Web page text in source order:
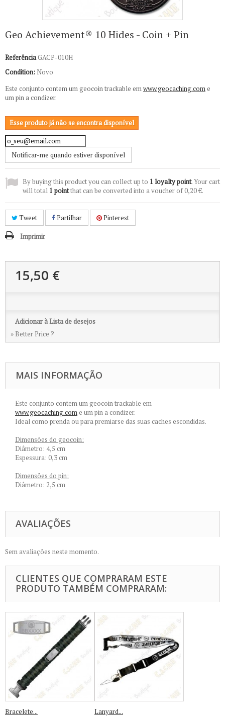
Geo Achievement® 10 Hides - Coin + Pin
ReferênciaGACP-010H
Condition: Novo
Este conjunto contem um geocoin trackable emwww.geocaching.come
um pin a condizer.
Esse produto já não se encontra disponível
Notificar-me quando estiver disponível
By buying this product you can collect up to 1 loyalty point. Your cart
will total 1 pointthat can be converted into a voucher of0,20 €.
Tweet Partilhar Pinterest
Imprimir
15,50 €
Adicionar à Lista de desejos
» Better Price ?
MAIS INFORMAÇÃO
Este conjunto contem um geocoin trackable em
www.geocaching.come um pin a condizer.
Ideal como prenda ou para premiarse das suas caches escondidas.
Dimensões do geocoin:
Diâmetro: 4,5 cm
Espessura: 0,3 cm
Dimensões do pin:
Diâmetro: 2,5 cm
AVALIAÇÕES
Sem avaliações neste momento.
CLIENTES QUE COMPRARAM ESTE
PRODUTO TAMBÉM COMPRARAM:
Bracelete...
Lanyard...